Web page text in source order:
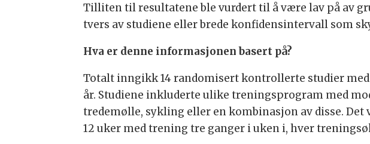
Tilliten til resultatene ble vurdert til å være lav på av
tvers av studiene eller brede konfidensintervall som
Hva er denne informasjonen basert på?
Totalt inngikk 14 randomisert kontrollerte studier
år. Studiene inkluderte ulike treningsprogram med
tredemølle, sykling eller en kombinasjon av disse.
12 uker med trening tre ganger i uken i, hver